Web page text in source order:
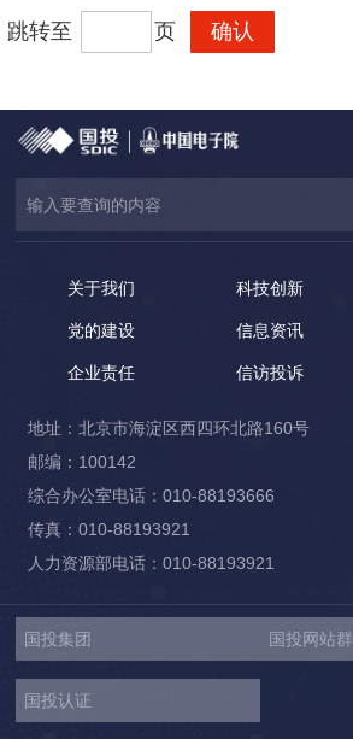
跳转至 页
关于我们 科技创新
党的建设 信息资讯
企业责任 信访投诉
地址：北京市海淀区西四环北路160号
邮编：100142
综合办公室电话：010-88193666
传真：010-88193921
人力资源部电话：010-88193921
国投集团 国投网站群
国投认证